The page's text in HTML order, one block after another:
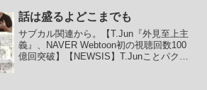
れ過ぎていて、コストカットをしてブラ
ック労働をさせられる経営...
話は盛るよどこまでも
サブカル関連から。【T.Jun『外見至上主
義』、NAVER Webtoon初の視聴回数100
億回突破】【NEWSIS】T.Junことパク・